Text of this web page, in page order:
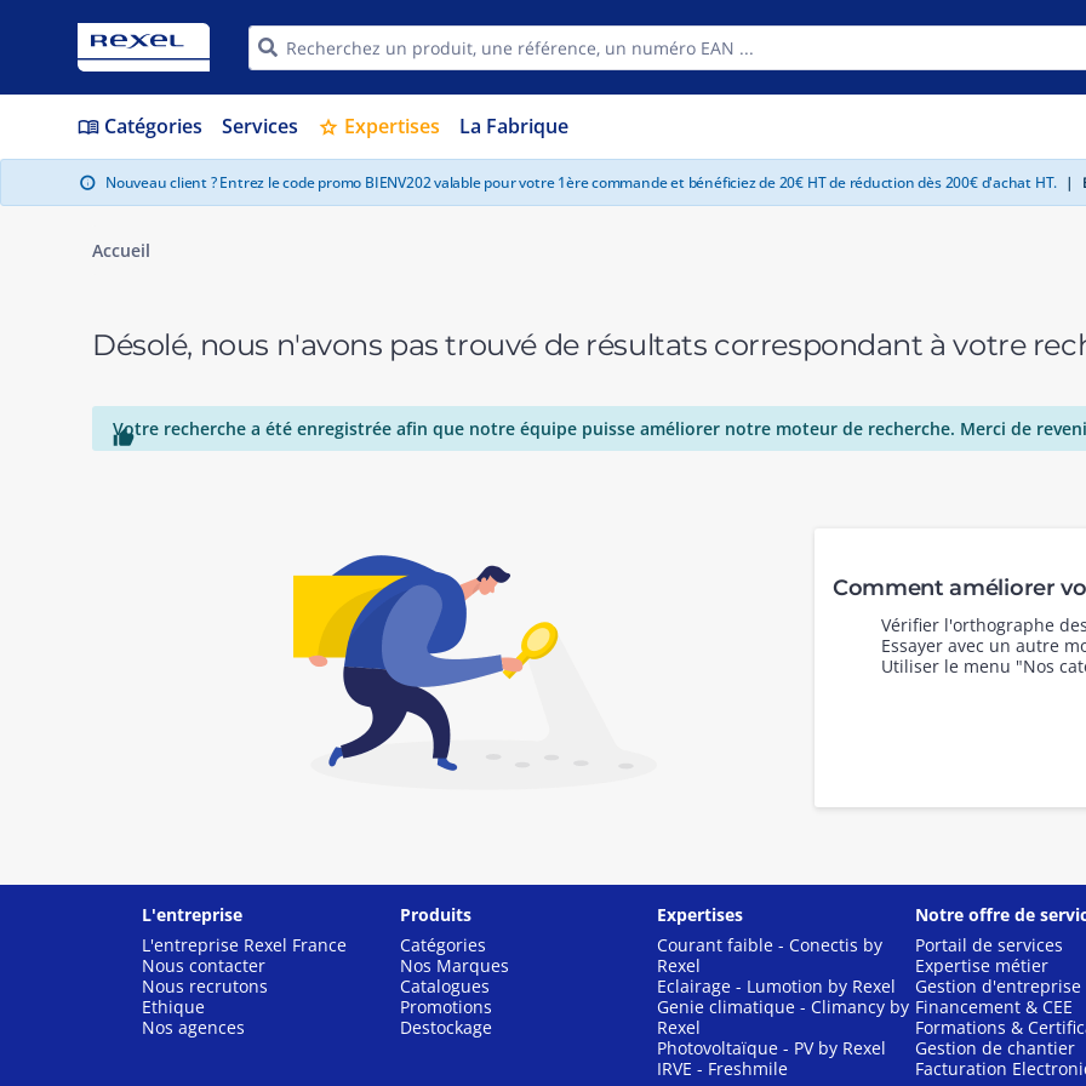
menu_book Catégories Services star Expertises La Fabrique
info Nouveau client ? Entrez le code promo BIENV202 valable pour votre 1ère commande et bénéficiez de 20€ HT de réduction dès 200€ d'achat HT. |
Accueil
Désolé, nous n'avons pas trouvé de résultats correspondant à votre

Votre recherche a été enregistrée afin que notre équipe puisse améliorer notre moteur de recherche. Merci de
Comment améliorer
Vérifier l'orthographe
Essayer avec un autre
Utiliser le menu "Nos
L'entreprise
L'entreprise Rexel France
Nous contacter
Nous recrutons
Ethique
Nos agences
Produits
Catégories
Nos Marques
Catalogues
Promotions
Destockage
Expertises
Courant faible - Conectis by
Rexel
Eclairage - Lumotion by Rexel
Genie climatique - Climancy by
Rexel
Photovoltaïque - PV by Rexel
IRVE - Freshmile
Notre offre de
Portail de services
Expertise métier
Gestion d'entreprise
Financement & CEE
Formations &
Gestion de chantier
Facturation